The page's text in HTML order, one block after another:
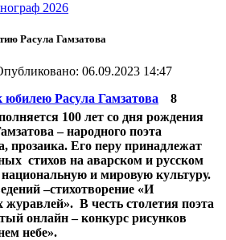
2026
Расула Гамзатова
06.09.2023 14:47
8
100 лет со дня рождения
– народного поэта
прозаика. Его перу принадлежат
стихов на аварском и русском
и мировую культуру.
–стихотворение «И
В честь столетия поэта
онлайн – конкурс рисунков
небе».